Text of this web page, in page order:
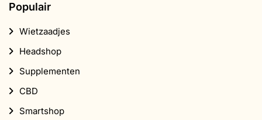
Populair
Wietzaadjes
Headshop
Supplementen
CBD
Smartshop